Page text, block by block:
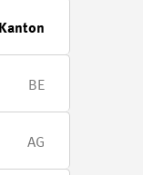
Kanton
BE
AG